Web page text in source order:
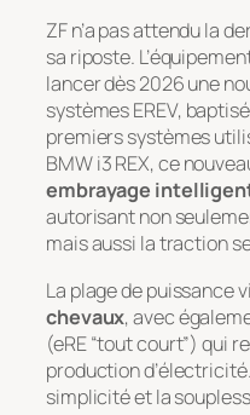
ZF n’a pas attendu la
sa riposte.
lancer dès 2026 une
systèmes EREV,
premiers systèmes
BMW i3 REX, ce
embrayage
autorisant non
mais aussi la traction
La plage de puissance
chevaux, avec
(eRE “tout court”) qui
production
simplicité et la